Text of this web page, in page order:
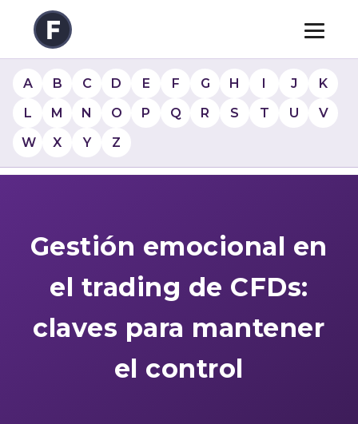
A B C D E F G H I J
K
L
M N O P Q R S T U
V
W
X Y Z
Gestión emocional en
el trading de CFDs:
claves para mantener
el control